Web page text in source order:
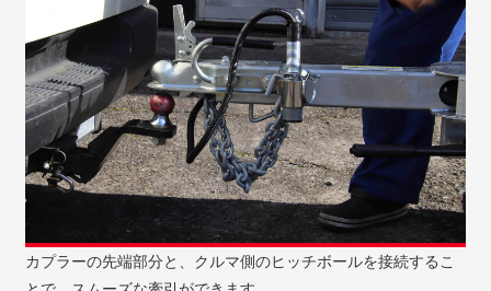
カプラーの先端部分と、クルマ側のヒッチボールを接続するこ